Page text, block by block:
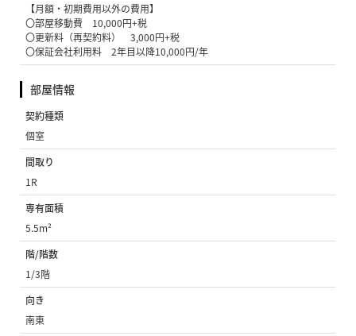
【月額・初期費用以外の費用】
〇部屋移動費 10,000円+税
〇更新料（再契約料） 3,000円+税
〇保証会社利用料 2年目以降10,000円/年
部屋情報
契約種類
個室
間取り
1R
専有面積
5.5m²
階/階数
1/3階
向き
南東